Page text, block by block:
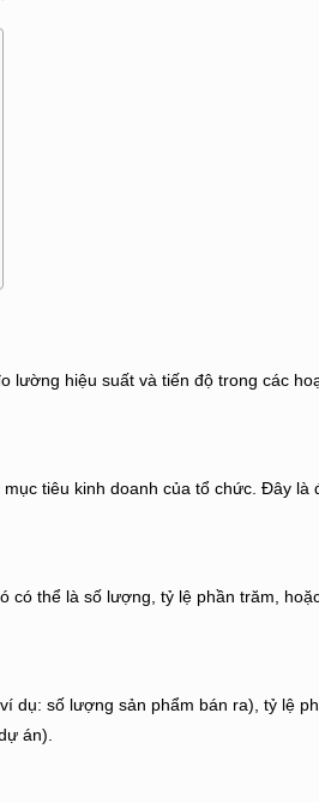
lường hiệu suất và tiến độ trong các
tiêu kinh doanh của tổ chức. Đây là
thể là số lượng, tỷ lệ phần trăm,
số lượng sản phẩm bán ra), tỷ lệ
án).